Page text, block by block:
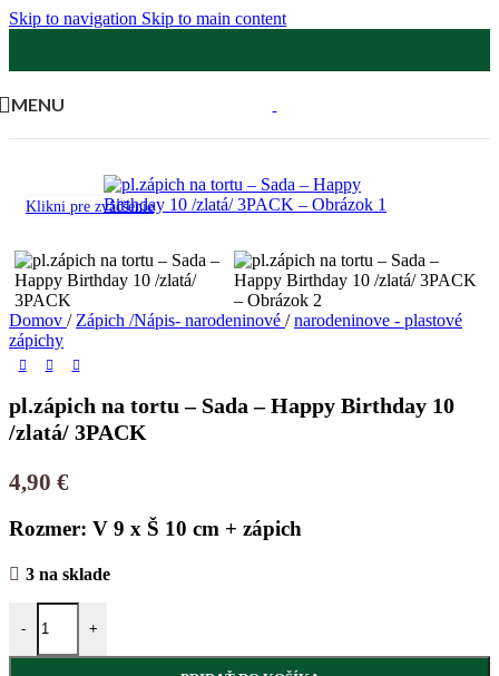
Skip to navigation Skip to main content
MENU
Klikni pre zväčšenie
Domov / Zápich /Nápis- narodeninové / narodeninove - plastové
zápichy
pl.zápich na tortu – Sada – Happy Birthday 10
/zlatá/ 3PACK
4,90 €
Rozmer: V 9 x Š 10 cm + zápich
3 na sklade
- +